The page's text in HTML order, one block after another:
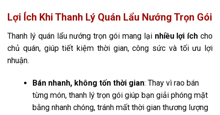
Lợi Ích Khi Thanh Lý Quán Lẩu Nướng Trọn Gói
Thanh lý quán lẩu nướng trọn gói mang lại nhiều lợi ích cho
chủ quán, giúp tiết kiệm thời gian, công sức và tối ưu lợi
nhuận.
Bán nhanh, không tốn thời gian: Thay vì rao bán
từng món, thanh lý trọn gói giúp bạn giải phóng mặt
bằng nhanh chóng, tránh mất thời gian thương lượng